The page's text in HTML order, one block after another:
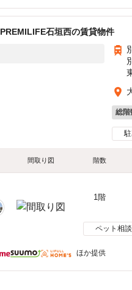
PREMILIFE石垣西の賃貸物件
総階
間取り図 階数
1階
ペット相談
ほか提供